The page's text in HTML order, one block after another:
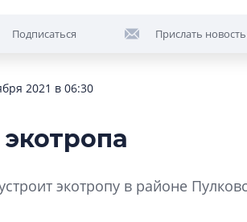
Подписаться Прислать новость
2021 в 06:30
экотропу в районе